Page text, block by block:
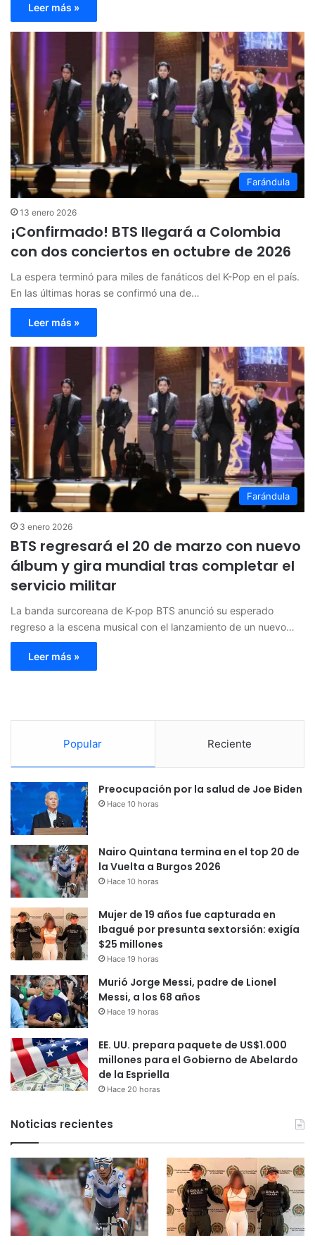
Leer más »
Farándula
13 enero 2026
¡Confirmado! BTS llegará a Colombia
con dos conciertos en octubre de 2026
La espera terminó para miles de fanáticos del K-Pop en el país.
En las últimas horas se confirmó una de…
Leer más »
Farándula
3 enero 2026
BTS regresará el 20 de marzo con nuevo
álbum y gira mundial tras completar el
servicio militar
La banda surcoreana de K-pop BTS anunció su esperado
regreso a la escena musical con el lanzamiento de un nuevo…
Leer más »
Popular Reciente
Preocupación por la salud de Joe Biden
Hace 10 horas
Nairo Quintana termina en el top 20 de
la Vuelta a Burgos 2026
Hace 10 horas
Mujer de 19 años fue capturada en
Ibagué por presunta sextorsión: exigía
$25 millones
Hace 19 horas
Murió Jorge Messi, padre de Lionel
Messi, a los 68 años
Hace 19 horas
EE. UU. prepara paquete de US$1.000
millones para el Gobierno de Abelardo
de la Espriella
Hace 20 horas
Noticias recientes